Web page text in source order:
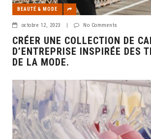
BEAUTÉ & MODE
octobre 12, 2023 | No Comments
CRÉER UNE COLLECTION DE
D’ENTREPRISE INSPIRÉE DES
DE LA MODE.